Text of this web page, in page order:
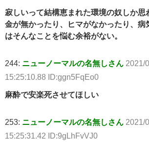
寂しいって結構恵まれた環境の奴しか思
金が無かったり、ヒマがなかったり、病
はそんなことを悩む余裕がない。
244: ニューノーマルの名無しさん 2021/
15:25:10.88 ID:ggn5FqEo0
麻酔で安楽死させてほしい
253: ニューノーマルの名無しさん 2021/
15:25:31.42 ID:9gLhFvVJ0